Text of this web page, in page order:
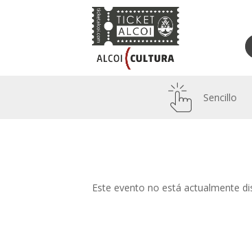
Sencillo
Este evento no está actualmente